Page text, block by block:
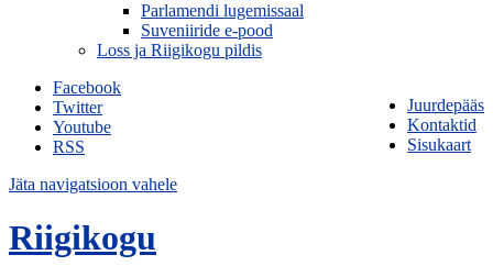
Parlamendi lugemissaal
Suveniiride e-pood
Loss ja Riigikogu pildis
Juurdepääs
Kontaktid
Sisukaart
Facebook
Twitter
Youtube
RSS
Jäta navigatsioon vahele
Riigikogu